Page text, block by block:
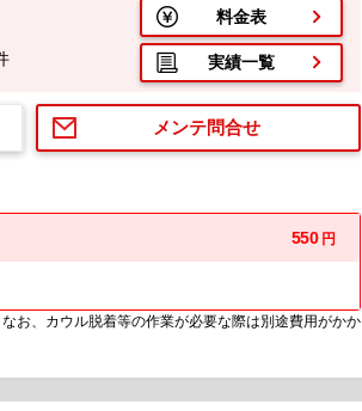
料金表
実績一覧
メンテ問合せ
550 円
お、カウル脱着等の作業が必要な際は別途費用がかか